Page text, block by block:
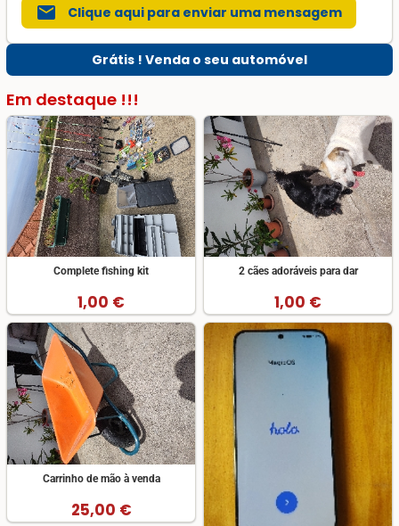
mail Clique aqui para enviar uma mensagem
Grátis ! Venda o seu automóvel
Em destaque !!!
Complete fishing kit
1,00 €
2 cães adoráveis para dar
1,00 €
Carrinho de mão à venda
25,00 €